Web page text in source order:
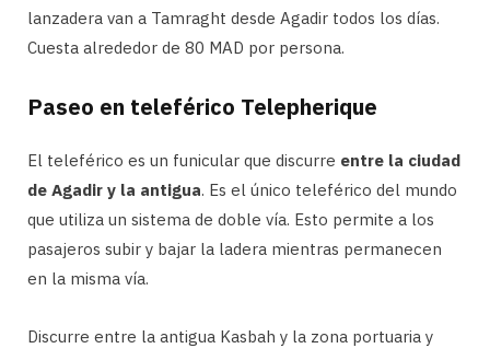
lanzadera van a Tamraght desde Agadir todos los días.
Cuesta alrededor de 80 MAD por persona.
Paseo en teleférico Telepherique
El teleférico es un funicular que discurre entre la ciudad
de Agadir y la antigua. Es el único teleférico del mundo
que utiliza un sistema de doble vía. Esto permite a los
pasajeros subir y bajar la ladera mientras permanecen
en la misma vía.
Discurre entre la antigua Kasbah y la zona portuaria y